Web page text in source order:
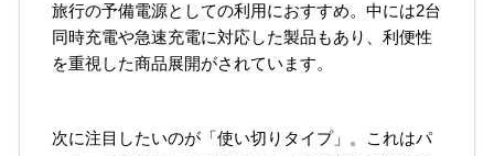
旅行の予備電源としての利用におすすめ。中には2台
同時充電や急速充電に対応した製品もあり、利便性
を重視した商品展開がされています。
次に注目したいのが「使い切りタイプ」。これはパ